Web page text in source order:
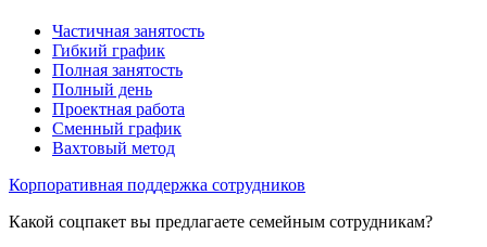
Частичная занятость
Гибкий график
Полная занятость
Полный день
Проектная работа
Сменный график
Вахтовый метод
Корпоративная поддержка сотрудников
Какой соцпакет вы предлагаете семейным сотрудникам?